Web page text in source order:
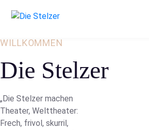
WILLKOMMEN
Die Stelzer
„Die Stelzer machen
Theater, Welttheater:
Frech, frivol, skurril,